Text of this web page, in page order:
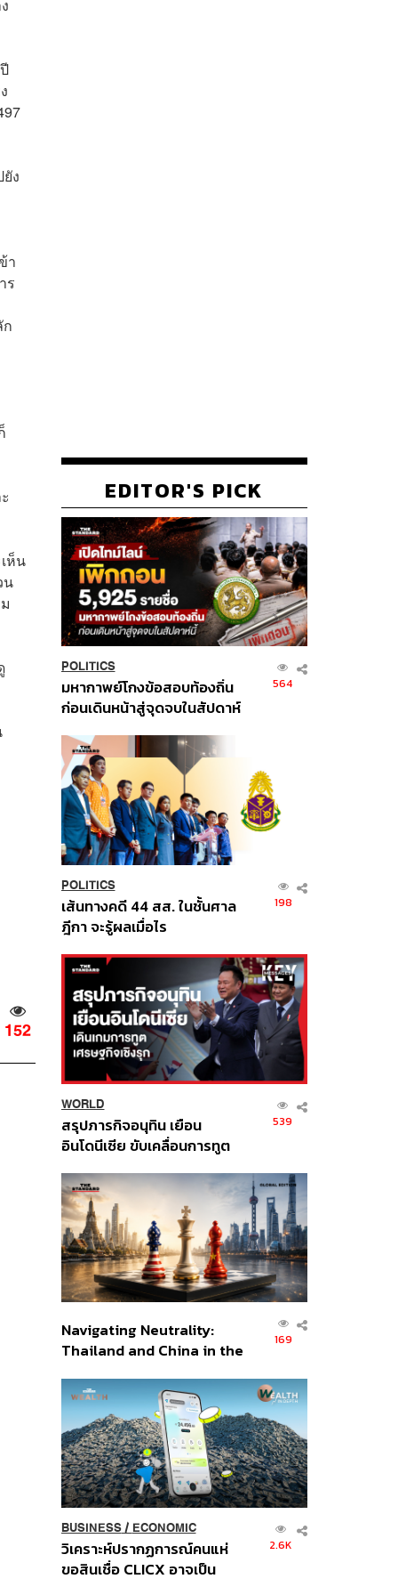
ง
า
ร
ห็น
น
152
EDITOR'S PICK
POLITICS
มหากาพย์โกงข้อสอบท้องถิ่น
ก่อนเดินหน้าสู่จุดจบในสัปดาห์
564
POLITICS
เส้นทางคดี 44 สส. ในชั้นศาล
ฎีกา จะรู้ผลเมื่อไร
198
WORLD
สรุปภารกิจอนุทิน เยือน
อินโดนีเซีย ขับเคลื่อนการทูต
ส่วนยุทธศาสตร์ไทย –
อินโดนีเซีย
539
Navigating Neutrality:
Thailand and China in the
Order
169
BUSINESS/ ECONOMIC
วิเคราะห์ปรากฏการณ์คนแห่
ขอสินเชื่อ CLICX อาจเป็น
2.6K